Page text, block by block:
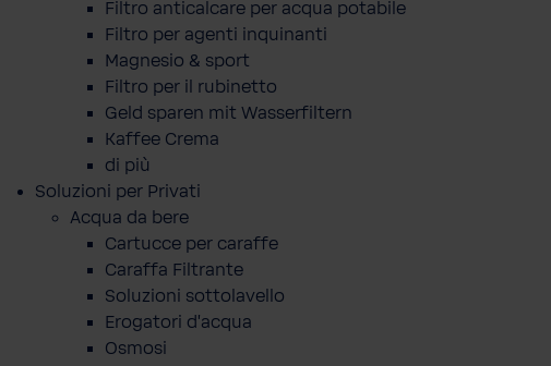
Filtro anticalcare per acqua potabile
Filtro per agenti inquinanti
Magnesio & sport
Filtro per il rubinetto
Geld sparen mit Wasserfiltern
Kaffee Crema
di più
Soluzioni per Privati
Acqua da bere
Cartucce per caraffe
Caraffa Filtrante
Soluzioni sottolavello
Erogatori d'acqua
Osmosi